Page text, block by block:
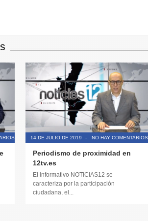
14 DE JULIO DE 2019 - NO HAY COMENTARIOS
Periodismo de proximidad en
12tv.es
El informativo NOTICIAS12 se
caracteriza por la participación
ciudadana, el...